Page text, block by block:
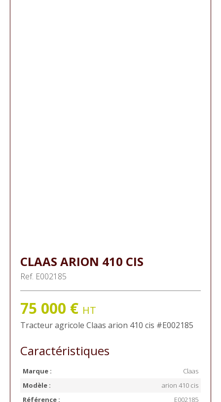
Tracteur agricole Claas arion 410 cis #E002185
CLAAS ARION 410 CIS
Ref. E002185
75 000 € HT
Caractéristiques
Marque :
Claas
Modèle :
arion 410 cis
Référence :
E002185